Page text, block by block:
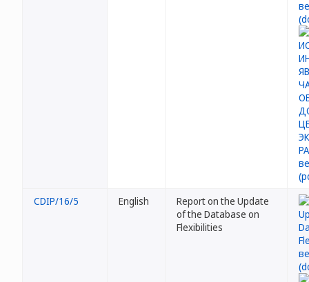
CDIP/16/5 English
Report on the Update
of the Database on
Flexibilities